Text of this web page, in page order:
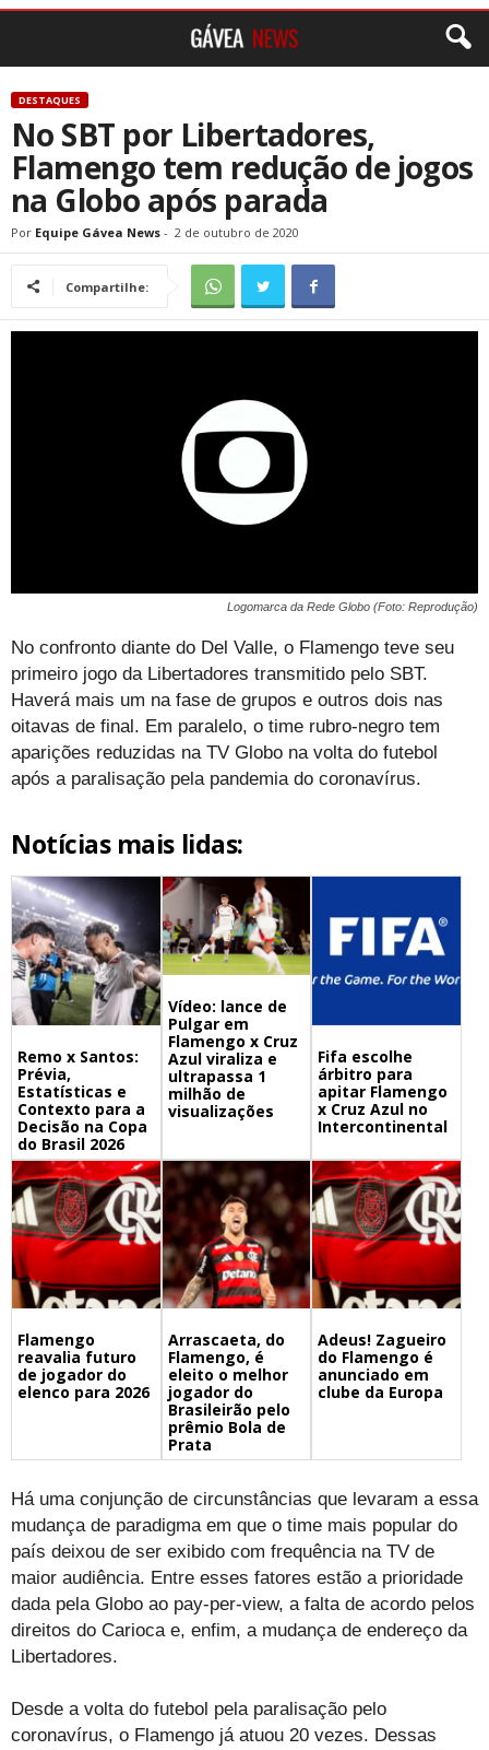
DESTAQUES
No SBT por Libertadores,
Flamengo tem redução de jogos
na Globo após parada
Por Equipe Gávea News - 2 de outubro de 2020
Compartilhe:
Logomarca da Rede Globo (Foto: Reprodução)
No confronto diante do Del Valle, o Flamengo teve seu
primeiro jogo da Libertadores transmitido pelo SBT.
Haverá mais um na fase de grupos e outros dois nas
oitavas de final. Em paralelo, o time rubro-negro tem
aparições reduzidas na TV Globo na volta do futebol
após a paralisação pela pandemia do coronavírus.
Notícias mais lidas:
Remo x Santos:
Prévia,
Estatísticas e
Contexto para a
Decisão na Copa
do Brasil 2026
Vídeo: lance de
Pulgar em
Flamengo x Cruz
Azul viraliza e
ultrapassa 1
milhão de
visualizações
Fifa escolhe
árbitro para
apitar Flamengo
x Cruz Azul no
Intercontinental
Flamengo
reavalia futuro
de jogador do
elenco para 2026
Arrascaeta, do
Flamengo, é
eleito o melhor
jogador do
Brasileirão pelo
prêmio Bola de
Prata
Adeus! Zagueiro
do Flamengo é
anunciado em
clube da Europa
Há uma conjunção de circunstâncias que levaram a essa
mudança de paradigma em que o time mais popular do
país deixou de ser exibido com frequência na TV de
maior audiência. Entre esses fatores estão a prioridade
dada pela Globo ao pay-per-view, a falta de acordo pelos
direitos do Carioca e, enfim, a mudança de endereço da
Libertadores.
Desde a volta do futebol pela paralisação pelo
coronavírus, o Flamengo já atuou 20 vezes. Dessas